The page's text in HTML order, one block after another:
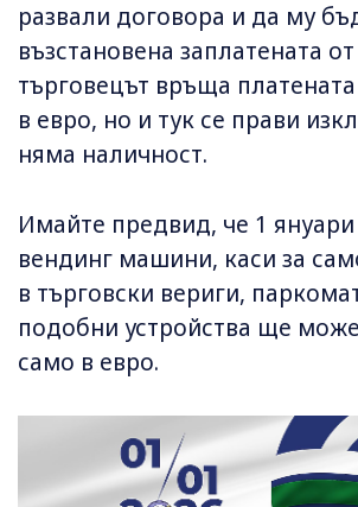
развали договора и да му
възстановена заплатената
търговецът връща
в евро, но и тук се прави
няма наличност.
Имайте предвид, че 1 януари
вендинг машини, каси за
в търговски вериги,
подобни устройства ще
само в евро.